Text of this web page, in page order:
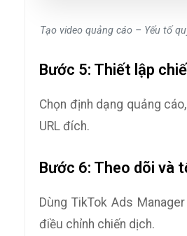
Tạo video quảng cáo – Yếu tố
Bước 5: Thiết lập
Chọn định dạng quảng
URL đích.
Bước 6: Theo dõi và
Dùng TikTok Ads
điều chỉnh chiến dịch.